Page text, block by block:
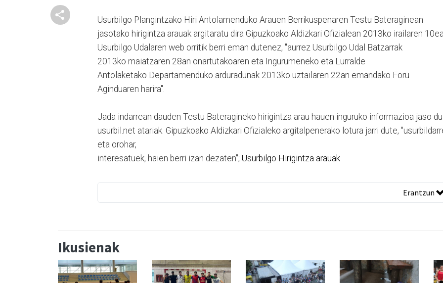
Usurbilgo Plangintzako Hiri Antolamenduko Arauen Berrikuspenaren Testu Bateraginean
jasotako hirigintza arauak argitaratu dira Gipuzkoako Aldizkari Ofizialean 2013ko irailaren
Usurbilgo Udalaren web orritik berri eman dutenez, "aurrez Usurbilgo Udal Batzarrak
2013ko maiatzaren 28an onartutakoaren eta Ingurumeneko eta Lurralde
Antolaketako Departamenduko arduradunak 2013ko uztailaren 22an emandako Foru
Aginduaren harira".
Jada indarrean dauden Testu Bateragineko hirigintza arau hauen inguruko informazioa jaso du
usurbil.net atariak. Gipuzkoako Aldizkari Ofizialeko argitalpenerako lotura jarri dute,
eta orohar,
interesatuek, haien berri izan dezaten"; Usurbilgo Hirigintza arauak
Erantzun
Ikusienak